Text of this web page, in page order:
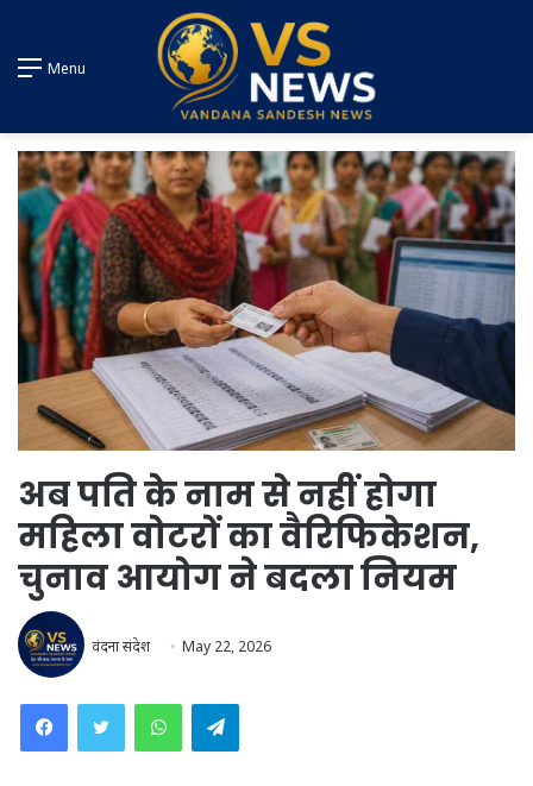
Menu
अब पति के नाम से नहीं होगा
महिला वोटरों का वैरिफिकेशन,
चुनाव आयोग ने बदला नियम
वंदना संदेश May 22, 2026
WhatsAppTelegram